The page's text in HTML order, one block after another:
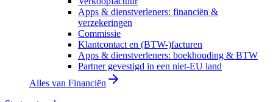
Apps & dienstverleners: financiën &
verzekeringen
Commissie
Klantcontact en (BTW-)facturen
Apps & dienstverleners: boekhouding & BTW
Partner gevestigd in een niet-EU land
Alles van Financiën